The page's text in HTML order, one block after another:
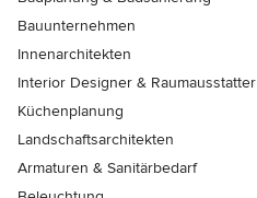
Bauunternehmen
Innenarchitekten
Interior Designer & Raumausstatter
Küchenplanung
Landschaftsarchitekten
Armaturen & Sanitärbedarf